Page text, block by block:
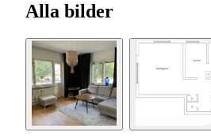
Alla bilder